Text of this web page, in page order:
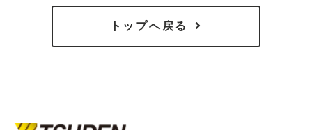
トップへ戻る